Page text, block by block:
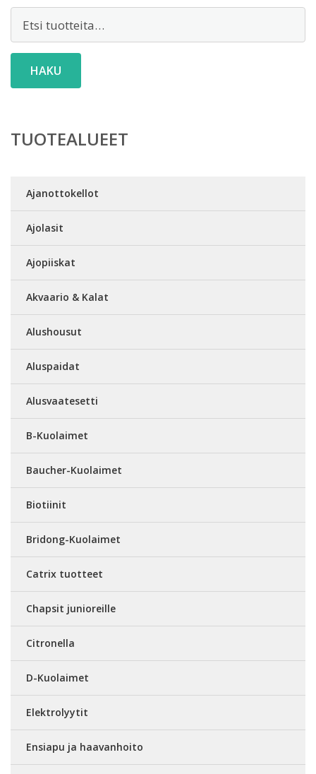
HAKU
TUOTEALUEET
Ajanottokellot
Ajolasit
Ajopiiskat
Akvaario & Kalat
Alushousut
Aluspaidat
Alusvaatesetti
B-Kuolaimet
Baucher-Kuolaimet
Biotiinit
Bridong-Kuolaimet
Catrix tuotteet
Chapsit junioreille
Citronella
D-Kuolaimet
Elektrolyytit
Ensiapu ja haavanhoito